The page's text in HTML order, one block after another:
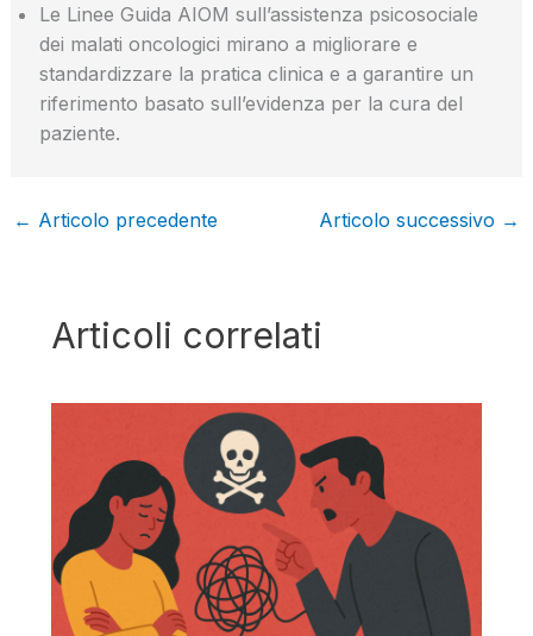
Le Linee Guida AIOM sull’assistenza psicosociale
dei malati oncologici mirano a migliorare e
standardizzare la pratica clinica e a garantire un
riferimento basato sull’evidenza per la cura del
paziente.
← Articolo precedente Articolo successivo →
Articoli correlati